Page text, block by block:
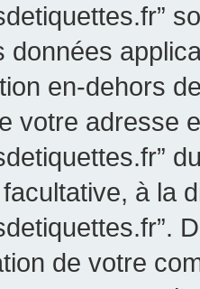
données
en-dehors
votre adresse
à la
de votre